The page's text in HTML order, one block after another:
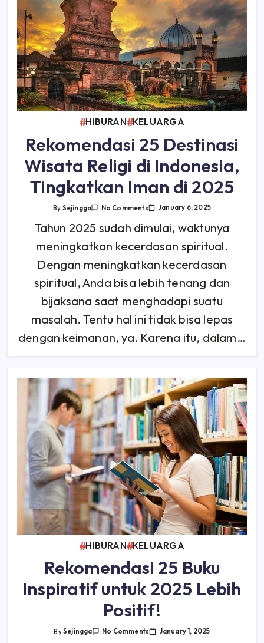
HIBURAN KELUARGA
Rekomendasi 25 Destinasi
Wisata Religi di Indonesia,
Tingkatkan Iman di 2025
By Sejingga No CommentsOn
Destinasi
Religi
Di
Indonesia,
Tingkatkan
Di
January 6, 2025
Tahun 2025 sudah dimulai, waktunya
meningkatkan kecerdasan spiritual.
Dengan meningkatkan kecerdasan
spiritual, Anda bisa lebih tenang dan
bijaksana saat menghadapi suatu
masalah. Tentu hal ini tidak bisa lepas
dengan keimanan, ya. Karena itu, dalam…
HIBURAN KELUARGA
Rekomendasi 25 Buku
Inspiratif untuk 2025 Lebih
Positif!
BySejingga No CommentsOn January 1, 2025